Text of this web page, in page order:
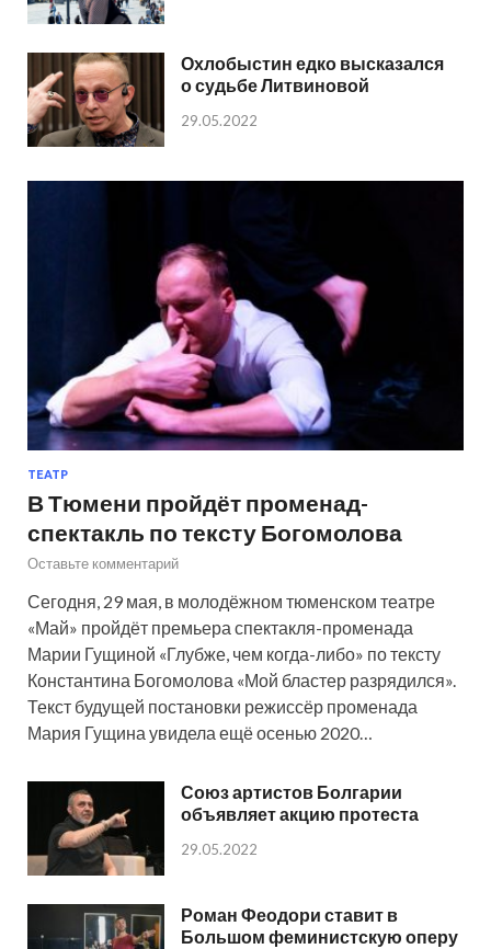
Охлобыстин едко высказался
о судьбе Литвиновой
29.05.2022
ТЕАТР
В Тюмени пройдёт променад-
спектакль по тексту Богомолова
Оставьте комментарий
Сегодня, 29 мая, в молодёжном тюменском театре
«Май» пройдёт премьера спектакля-променада
Марии Гущиной «Глубже, чем когда-либо» по тексту
Константина Богомолова «Мой бластер разрядился».
Текст будущей постановки режиссёр променада
Мария Гущина увидела ещё осенью 2020…
Союз артистов Болгарии
объявляет акцию протеста
29.05.2022
Роман Феодори ставит в
Большом феминистскую оперу